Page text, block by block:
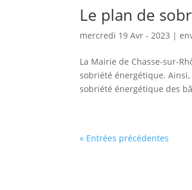
Le plan de
mercredi 19 Avr - 2023 |
La Mairie de Chasse-sur-
sobriété énergétique.
sobriété énergétique des
« Entrées précédentes